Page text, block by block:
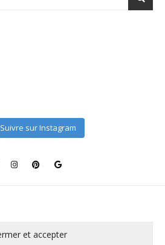
Suivre sur Instagram